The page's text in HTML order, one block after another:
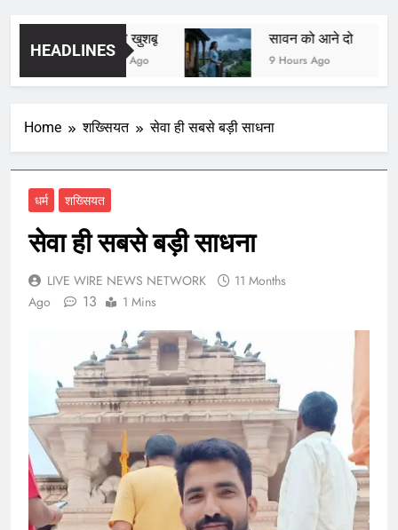
HEADLINES
8 Hours Ago
सावन को आने दो
9 Hours Ago
Home शख्सियत सेवा ही सबसे बड़ी साधना
धर्म शख्सियत
सेवा ही सबसे बड़ी साधना
LIVE WIRE NEWS NETWORK
11 Months
Ago
13 1 Mins